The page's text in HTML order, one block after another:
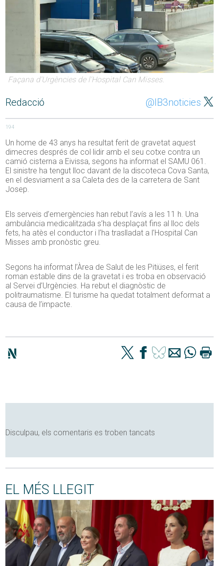
Façana d'Urgències de l'Hospital Can Misses.
Redacció @IB3noticies
194
Un home de 43 anys ha resultat ferit de gravetat aquest
dimecres després de col·lidir amb el seu cotxe contra un
camió cisterna a Eivissa, segons ha informat el SAMU 061.
El sinistre ha tengut lloc davant de la discoteca Cova Santa,
en el desviament a sa Caleta des de la carretera de Sant
Josep.
Els serveis d’emergències han rebut l’avís a les 11 h. Una
ambulància medicalitzada s’ha desplaçat fins al lloc dels
fets, ha atès el conductor i l’ha traslladat a l’Hospital Can
Misses amb pronòstic greu.
Segons ha informat l’Àrea de Salut de les Pitiüses, el ferit
roman estable dins de la gravetat i es troba en observació
al Servei d’Urgències. Ha rebut el diagnòstic de
politraumatisme. El turisme ha quedat totalment deformat a
causa de l’impacte.
Disculpau, els comentaris es troben tancats
EL MÉS LLEGIT